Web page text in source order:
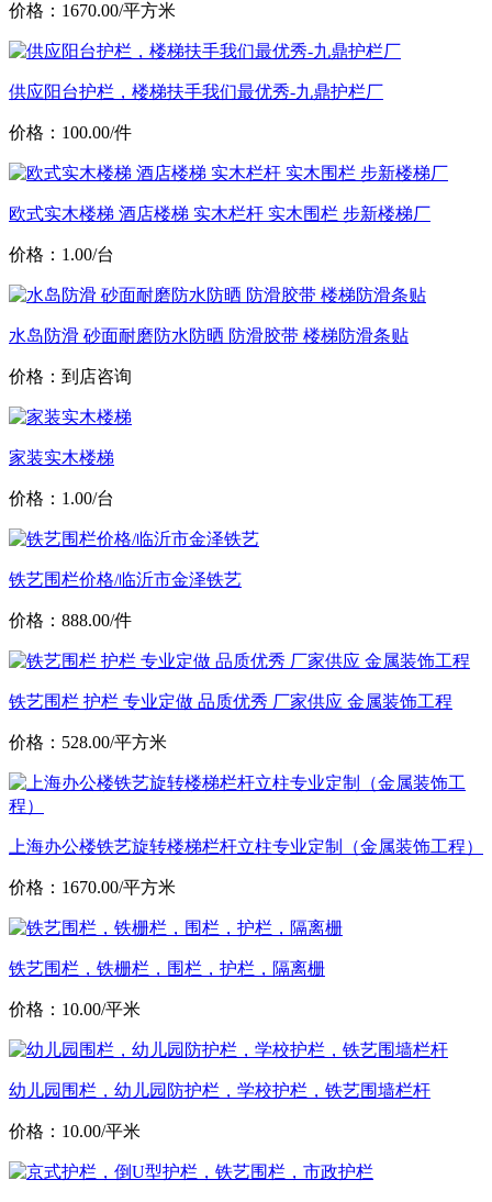
价格：1670.00/平方米
供应阳台护栏，楼梯扶手我们最优秀-九鼎护栏厂
价格：100.00/件
欧式实木楼梯 酒店楼梯 实木栏杆 实木围栏 步新楼梯厂
价格：1.00/台
水岛防滑 砂面耐磨防水防晒 防滑胶带 楼梯防滑条贴
价格：到店咨询
家装实木楼梯
价格：1.00/台
铁艺围栏价格/临沂市金泽铁艺
价格：888.00/件
铁艺围栏 护栏 专业定做 品质优秀 厂家供应 金属装饰工程
价格：528.00/平方米
上海办公楼铁艺旋转楼梯栏杆立柱专业定制（金属装饰工程）
价格：1670.00/平方米
铁艺围栏，铁栅栏，围栏，护栏，隔离栅
价格：10.00/平米
幼儿园围栏，幼儿园防护栏，学校护栏，铁艺围墙栏杆
价格：10.00/平米